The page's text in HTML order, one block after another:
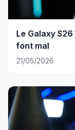
Le Galaxy
font mal
21/05/2026